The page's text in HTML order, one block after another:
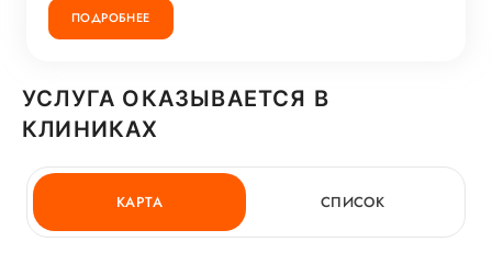
ПОДРОБНЕЕ
УСЛУГА ОКАЗЫВАЕТСЯ В
КЛИНИКАХ
КАРТА СПИСОК